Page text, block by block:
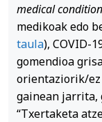
medical
medikoak edo
taula), COVID-
gomendioa
orientaziorik/ez
gainean jarrita,
“Txertaketa